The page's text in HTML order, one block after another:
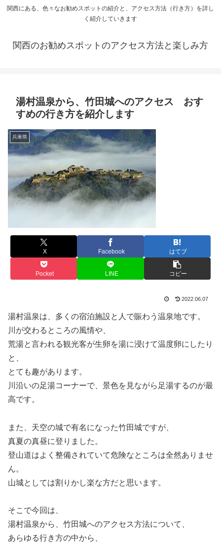
関西にある、色々なお勧めスポットの紹介と、アクセス方法（行き方）を詳し
く紹介していきます
関西のお勧めスポットのアクセス方法と楽しみ方
湯村温泉から、竹田城へのアクセス おす
すめの行き方を紹介します
兵庫県
X Facebook はてブ
Pocket LINE コピー
2022.06.07
湯村温泉は、多くの宿泊施設と人で賑わう温泉地です。
川が交わるところの風情や、
荒湯と言われる観光客が生卵を湯に浸けて温度卵にしたり
と、
とても趣があります。
川沿いの足湯コーナーで、景色を見ながら足湯するのが最
高です。
また、天空の城で有名になった竹田城ですが、
真夏の真昼に登りました。
登山道はよく整備されていて危険なところは全然ありませ
ん。
山城としては割りかし楽な方だと思います。
そこで今回は、
湯村温泉から、竹田城へのアクセス方法について、
あらゆる行き方の中から、